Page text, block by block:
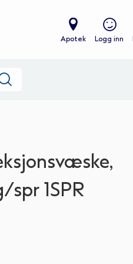
Apotek Logg inn
spr 1SPR